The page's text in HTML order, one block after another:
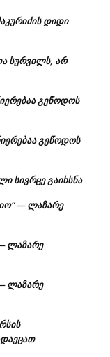
დიდი
სურვილს, არ
გეწოდოს
გეწოდოს
სივრცე გაიხსნა
— ლაზარე
ლაზარე
ლაზარე